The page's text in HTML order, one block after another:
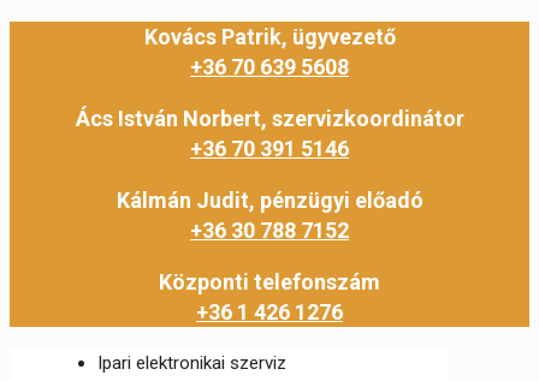
Kovács Patrik, ügyvezető
+36 70 639 5608
Ács István Norbert, szervizkoordinátor
+36 70 391 5146
Kálmán Judit, pénzügyi előadó
+36 30 788 7152
Központi telefonszám
+36 1 426 1276
Ipari elektronikai szerviz